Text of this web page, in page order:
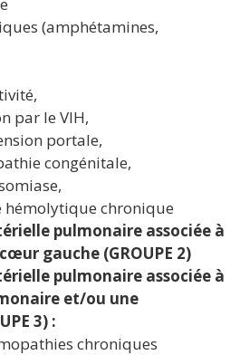
(amphétamines,
par le VIH,
portale,
congénitale,
hémolytique chronique
pulmonaire associée à
gauche (GROUPE 2)
pulmonaire associée à
et/ou une
3) :
chroniques